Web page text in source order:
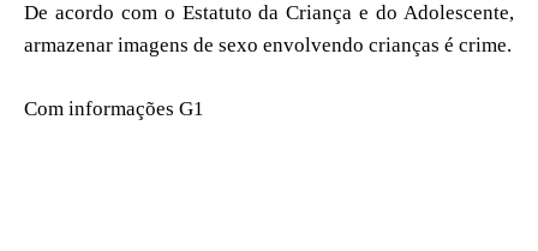
De acordo com o Estatuto da Criança e do Adolescente,
armazenar imagens de sexo envolvendo crianças é crime.
Com informações G1